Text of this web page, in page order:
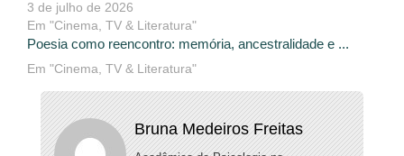
3 de julho de 2026
Em "Cinema, TV & Literatura"
Poesia como reencontro: memória, ancestralidade e ...
Em "Cinema, TV & Literatura"
Bruna Medeiros Freitas